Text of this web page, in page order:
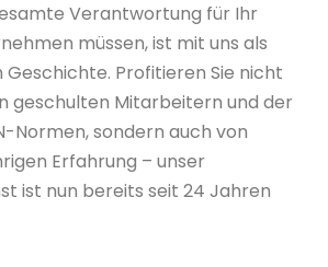
Verantwortung für Ihr
müssen, ist mit uns als
Profitieren Sie nicht
geschulten Mitarbeitern und der
Normen, sondern auch von
Erfahrung – unser
ist nun bereits seit 24 Jahren